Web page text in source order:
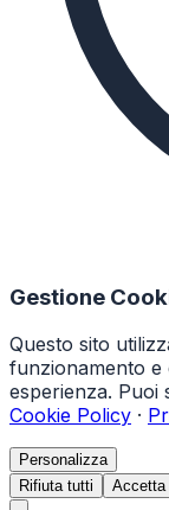
Gestione
Questo sito
funzionamento e
esperienza. Puoi
Cookie Policy ·
Personalizza
Rifiuta tutti
Accetta